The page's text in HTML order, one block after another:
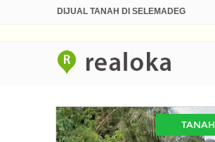
DIJUAL TANAH DI SELEMADEG
TANAH